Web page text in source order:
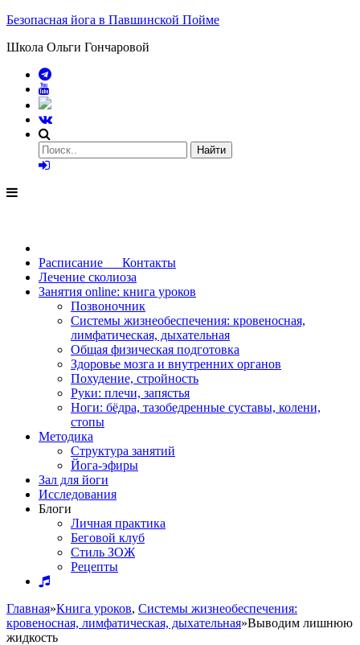
Безопасная йога в Павшинской Пойме
Школа Ольги Гончаровой
Расписание Контакты
Лечение сколиоза
Занятия online: книга уроков
Позвоночник
Системы жизнеобеспечения: кровеносная,
лимфатическая, дыхательная
Общая физическая подготовка
Здоровье мозга и внутренних органов
Похудение, стройность
Руки: плечи, запястья
Ноги: бёдра, тазобедренные суставы, колени,
стопы
Методика
Структура занятий
Йога-эфиры
Зал для йоги
Исследования
Блоги
Личная практика
Беговой клуб
Стиль ЗОЖ
Рецепты
Главная»Книга уроков, Системы жизнеобеспечения:
кровеносная, лимфатическая, дыхательная»Выводим лишнюю
жидкость